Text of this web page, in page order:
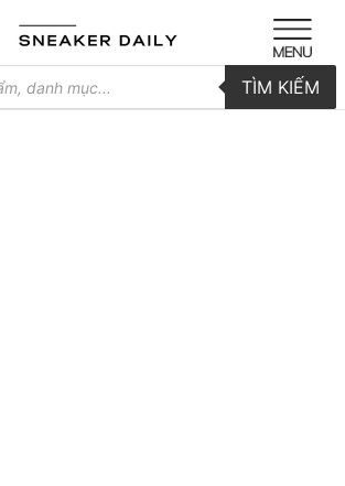
TÌM KIẾM